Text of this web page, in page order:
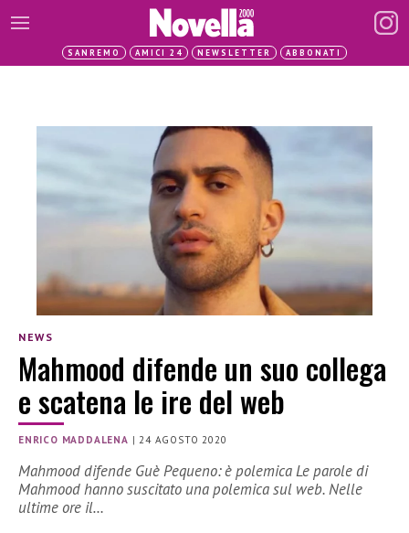
SANREMO AMICI 24 NEWSLETTER ABBONATI
NEWS
Mahmood difende un suo collega
e scatena le ire del web
ENRICO MADDALENA |24 AGOSTO 2020
Mahmood difende Guè Pequeno: è polemica Le parole di
Mahmood hanno suscitato una polemica sul web. Nelle
ultime ore il…